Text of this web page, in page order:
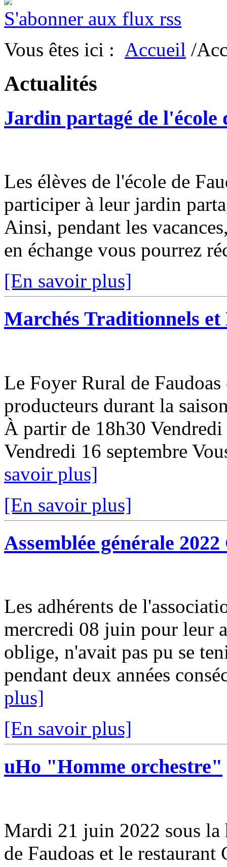
S'abonner aux flux rss
Vous êtes ici : Accueil /
Actualités
Jardin partagé de l'école
Les élèves de l'école de
participer à leur jardin
Ainsi, pendant les
en échange vous pourrez
[En savoir plus]
Marchés Traditionnels
Le Foyer Rural de Faudoas
producteurs durant la
À partir de 18h30
Vendredi 16 septembre
savoir plus]
[En savoir plus]
Assemblée générale
Les adhérents de
mercredi 08 juin pour leur
oblige, n'avait pas pu se
pendant deux années
plus]
[En savoir plus]
uHo "Homme orchestre"
Mardi 21 juin 2022 sous
de Faudoas et le